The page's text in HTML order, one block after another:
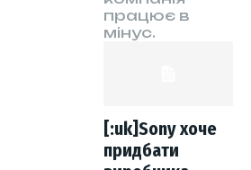
працює в
мінус.
[:uk]Sony хоче
придбати